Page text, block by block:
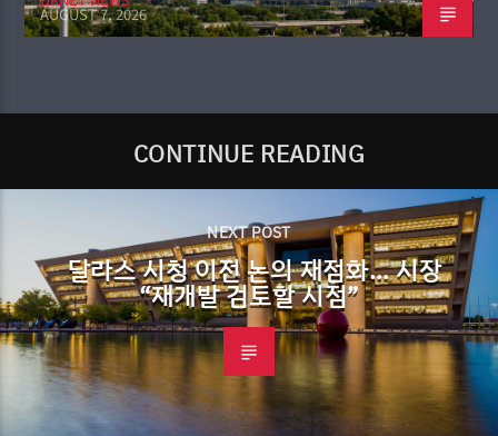
AUGUST 7, 2026
CONTINUE READING
NEXT POST
달라스 시청 이전 논의 재점화… 시장
“재개발 검토할 시점”